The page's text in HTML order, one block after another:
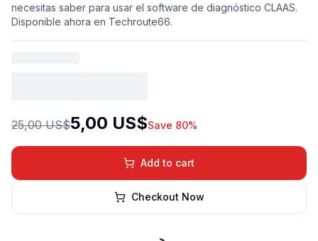
necesitas saber para usar el software de diagnóstico CLAAS.
Disponible ahora en Techroute66.
25,00 US$5,00 US$Save 80%
Add to cart
Checkout Now